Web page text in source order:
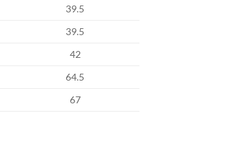
39.5
39.5
42
64.5
67